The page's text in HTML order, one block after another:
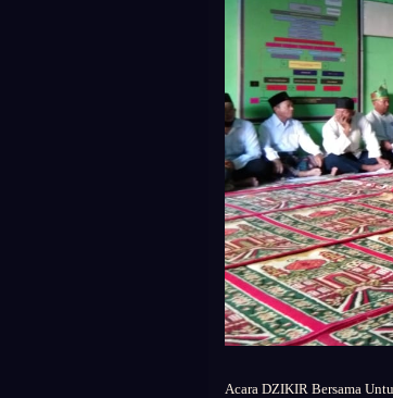
Acara DZIKIR Bersama